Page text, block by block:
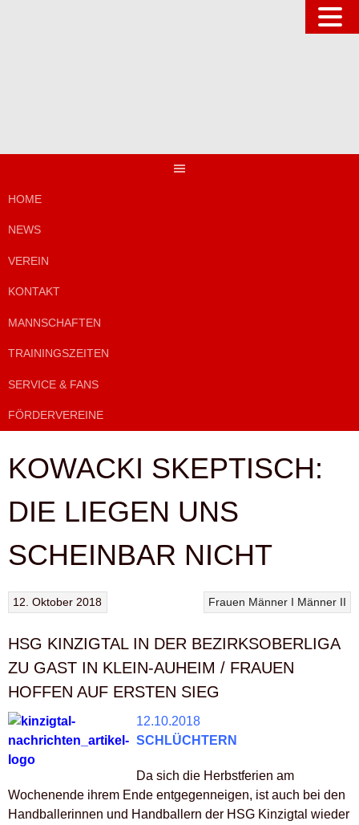
HOME
NEWS
VEREIN
KONTAKT
MANNSCHAFTEN
TRAININGSZEITEN
SERVICE & FANS
FÖRDERVEREINE
KOWACKI SKEPTISCH:
DIE LIEGEN UNS
SCHEINBAR NICHT
Frauen Männer I Männer II
12. Oktober 2018
HSG KINZIGTAL IN DER BEZIRKSOBERLIGA
ZU GAST IN KLEIN-AUHEIM / FRAUEN
HOFFEN AUF ERSTEN SIEG
12.10.2018
SCHLÜCHTERN
Da sich die Herbstferien am
Wochenende ihrem Ende entgegenneigen, ist auch bei den
Handballerinnen und Handballern der HSG Kinzigtal wieder